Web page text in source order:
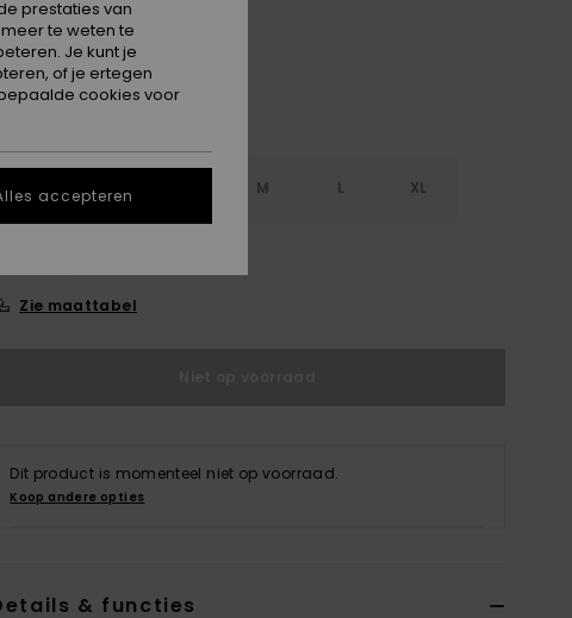
M L XL
Zie maattabel
Dit product is momenteel niet op voorraad.
Koop andere opties
& functies
prestaties van
te weten te
Je kunt je
of je ertegen
cookies voor
accepteren